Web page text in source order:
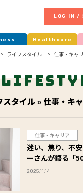
LOG IN /
Healthcare
ライフスタイル 仕事・キャ
スタイル » 仕事・キ
仕事・キャリア
迷い、焦り、不
ーさんが語る「
2025.11.14